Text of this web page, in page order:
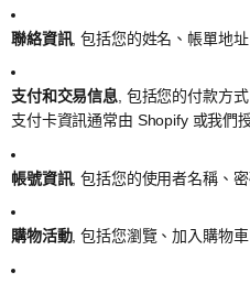
聯絡資訊, 包括您的姓名、帳單地
支付和交易信息, 包括您的付款方
支付卡資訊通常由 Shopify 或我們
帳號資訊, 包括您的使用者名稱、
購物活動, 包括您瀏覽、加入購物